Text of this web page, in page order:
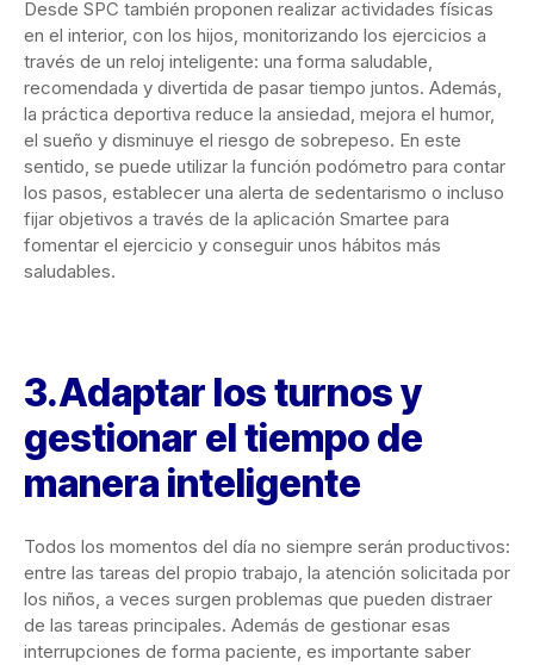
Desde SPC también proponen realizar actividades físicas
en el interior, con los hijos, monitorizando los ejercicios a
través de un reloj inteligente: una forma saludable,
recomendada y divertida de pasar tiempo juntos. Además,
la práctica deportiva reduce la ansiedad, mejora el humor,
el sueño y disminuye el riesgo de sobrepeso. En este
sentido, se puede utilizar la función podómetro para contar
los pasos, establecer una alerta de sedentarismo o incluso
fijar objetivos a través de la aplicación Smartee para
fomentar el ejercicio y conseguir unos hábitos más
saludables.
3.Adaptar los turnos y
gestionar el tiempo de
manera inteligente
Todos los momentos del día no siempre serán productivos:
entre las tareas del propio trabajo, la atención solicitada por
los niños, a veces surgen problemas que pueden distraer
de las tareas principales. Además de gestionar esas
interrupciones de forma paciente, es importante saber